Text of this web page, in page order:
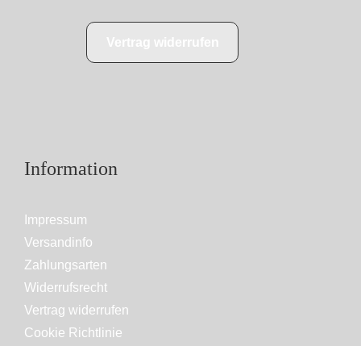
Information
Impressum
Versandinfo
Zahlungsarten
Widerrufsrecht
Vertrag widerrufen
Cookie Richtlinie